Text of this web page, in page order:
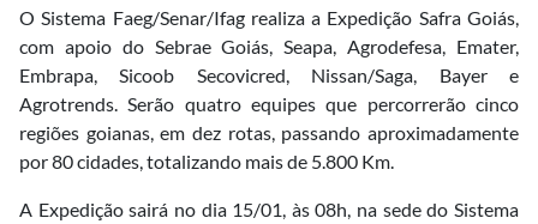
O Sistema Faeg/Senar/Ifag realiza a Expedição Safra Goiás,
com apoio do Sebrae Goiás, Seapa, Agrodefesa, Emater,
Embrapa, Sicoob Secovicred, Nissan/Saga, Bayer e
Agrotrends. Serão quatro equipes que percorrerão cinco
regiões goianas, em dez rotas, passando aproximadamente
por 80 cidades, totalizando mais de 5.800 Km.
A Expedição sairá no dia 15/01, às 08h, na sede do Sistema